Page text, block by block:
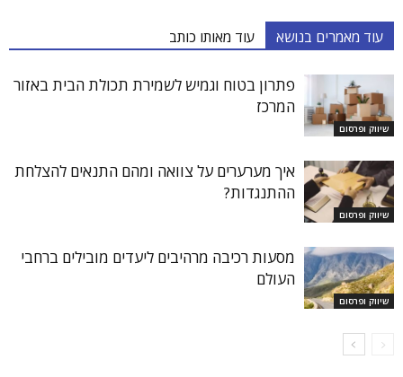
עוד מאמרים בנושא עוד מאותו כותב
שיווק ופרסום
פתרון בטוח וגמיש לשמירת תכולת הבית באזור
המרכז
שיווק ופרסום
איך מערערים על צוואה ומהם התנאים להצלחת
ההתנגדות?
שיווק ופרסום
מסעות רכיבה מרהיבים ליעדים מובילים ברחבי
העולם